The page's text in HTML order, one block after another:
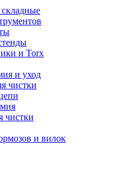
и Torx
и уход
чистки
чистки
и вилок